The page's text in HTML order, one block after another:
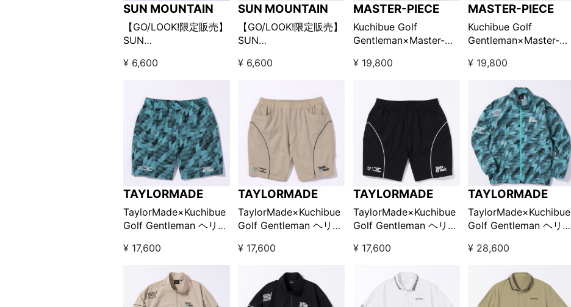
SUN MOUNTAIN
【GO/LOOK!限定販売】
SUN
Golf Gentleman シュー
¥ 6,600
SUN MOUNTAIN
【GO/LOOK!限定販売】
SUN
Golf Gentleman シュー
¥ 6,600
MASTER-PIECE
Kuchibue Golf
Gentleman×Master-
ーバッグ グレー
¥ 19,800
MASTER-PIECE
Kuchibue Golf
Gentleman×Master-
ーバッグ ブルー
¥ 19,800
TAYLORMADE
TaylorMade×Kuchibue
Golf Gentleman ヘリテ
ョーツ / グリーン×柄
¥ 17,600
TAYLORMADE
TaylorMade×Kuchibue
Golf Gentleman ヘリテ
ョーツ/ ベージュ
¥ 17,600
TAYLORMADE
TaylorMade×Kuchibue
Golf Gentleman ヘリテ
ョーツ / ブラック
¥ 17,600
TAYLORMADE
TaylorMade×Kuchibue
Golf Gentleman ヘリテ
ャケット グリーン×柄
¥ 28,600